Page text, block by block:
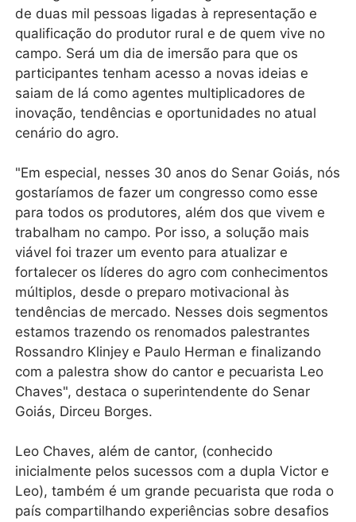
de duas mil pessoas ligadas à representação e
qualificação do produtor rural e de quem vive no
campo. Será um dia de imersão para que os
participantes tenham acesso a novas ideias e
saiam de lá como agentes multiplicadores de
inovação, tendências e oportunidades no atual
cenário do agro.
"Em especial, nesses 30 anos do Senar Goiás, nós
gostaríamos de fazer um congresso como esse
para todos os produtores, além dos que vivem e
trabalham no campo. Por isso, a solução mais
viável foi trazer um evento para atualizar e
fortalecer os líderes do agro com conhecimentos
múltiplos, desde o preparo motivacional às
tendências de mercado. Nesses dois segmentos
estamos trazendo os renomados palestrantes
Rossandro Klinjey e Paulo Herman e finalizando
com a palestra show do cantor e pecuarista Leo
Chaves", destaca o superintendente do Senar
Goiás, Dirceu Borges.
Leo Chaves, além de cantor, (conhecido
inicialmente pelos sucessos com a dupla Victor e
Leo), também é um grande pecuarista que roda o
país compartilhando experiências sobre desafios